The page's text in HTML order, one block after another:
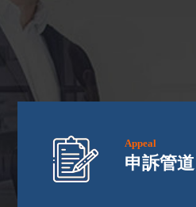
Appeal
申訴管道